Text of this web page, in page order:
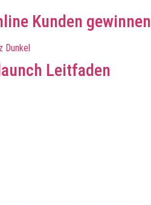
Kunden gewinnen
Leitfaden